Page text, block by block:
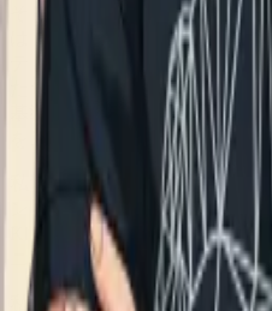
そして「率直なフィードバ
は「つくる人」を何よりも
ティスト、エンジニア、そ
たちが、挑戦と自己表現を
基準を求め合うのは、人生
を、本気で創り上げようとし
私たちの投資家は、アニメ
ンフラ構築というビジョンを
Khosla Ventures、HF0、デジ
ニックスなどが参画していま
私たちのビジョンやカルチャ